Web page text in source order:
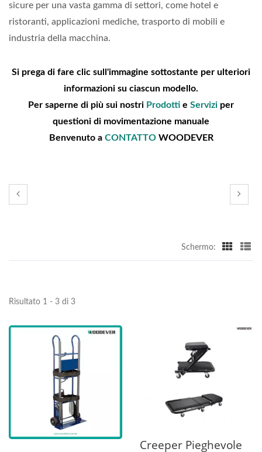
sicure per una vasta gamma di settori, come hotel e
ristoranti, applicazioni mediche, trasporto di mobili e
industria della macchina.
Si prega di fare clic sull'immagine sottostante per ulteriori
informazioni su ciascun modello.
Per saperne di più sui nostri Prodotti e Servizi per
questioni di movimentazione manuale
Benvenuto a CONTATTOWOODEVER
Schermo:
Risultato 1 - 3 di 3
Creeper Pieghevole